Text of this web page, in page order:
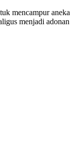
mencampur aneka
menjadi adonan